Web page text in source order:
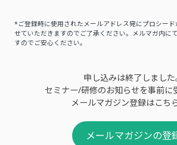
*ご登録時に使用されたメールアドレス宛にプロシード
せていただきますのでご了承ください。メルマガ内に
すのでご安心ください。
申し込みは終了しました
セミナー/研修のお知らせを事前に
メールマガジン登録はこち
メールマガジンの登